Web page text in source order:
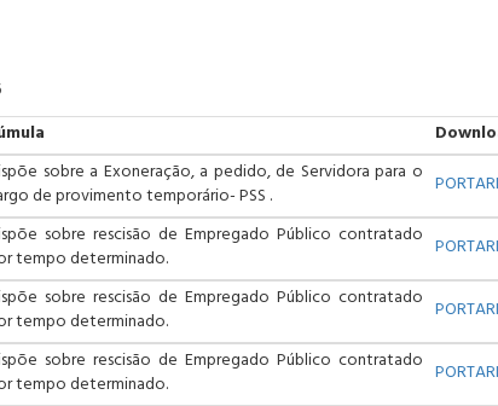
sobre a Exoneração, a pedido, de Servidora para o
de provimento temporário- PSS .
sobre rescisão de Empregado Público contratado
tempo determinado.
sobre rescisão de Empregado Público contratado
tempo determinado.
sobre rescisão de Empregado Público contratado
tempo determinado.